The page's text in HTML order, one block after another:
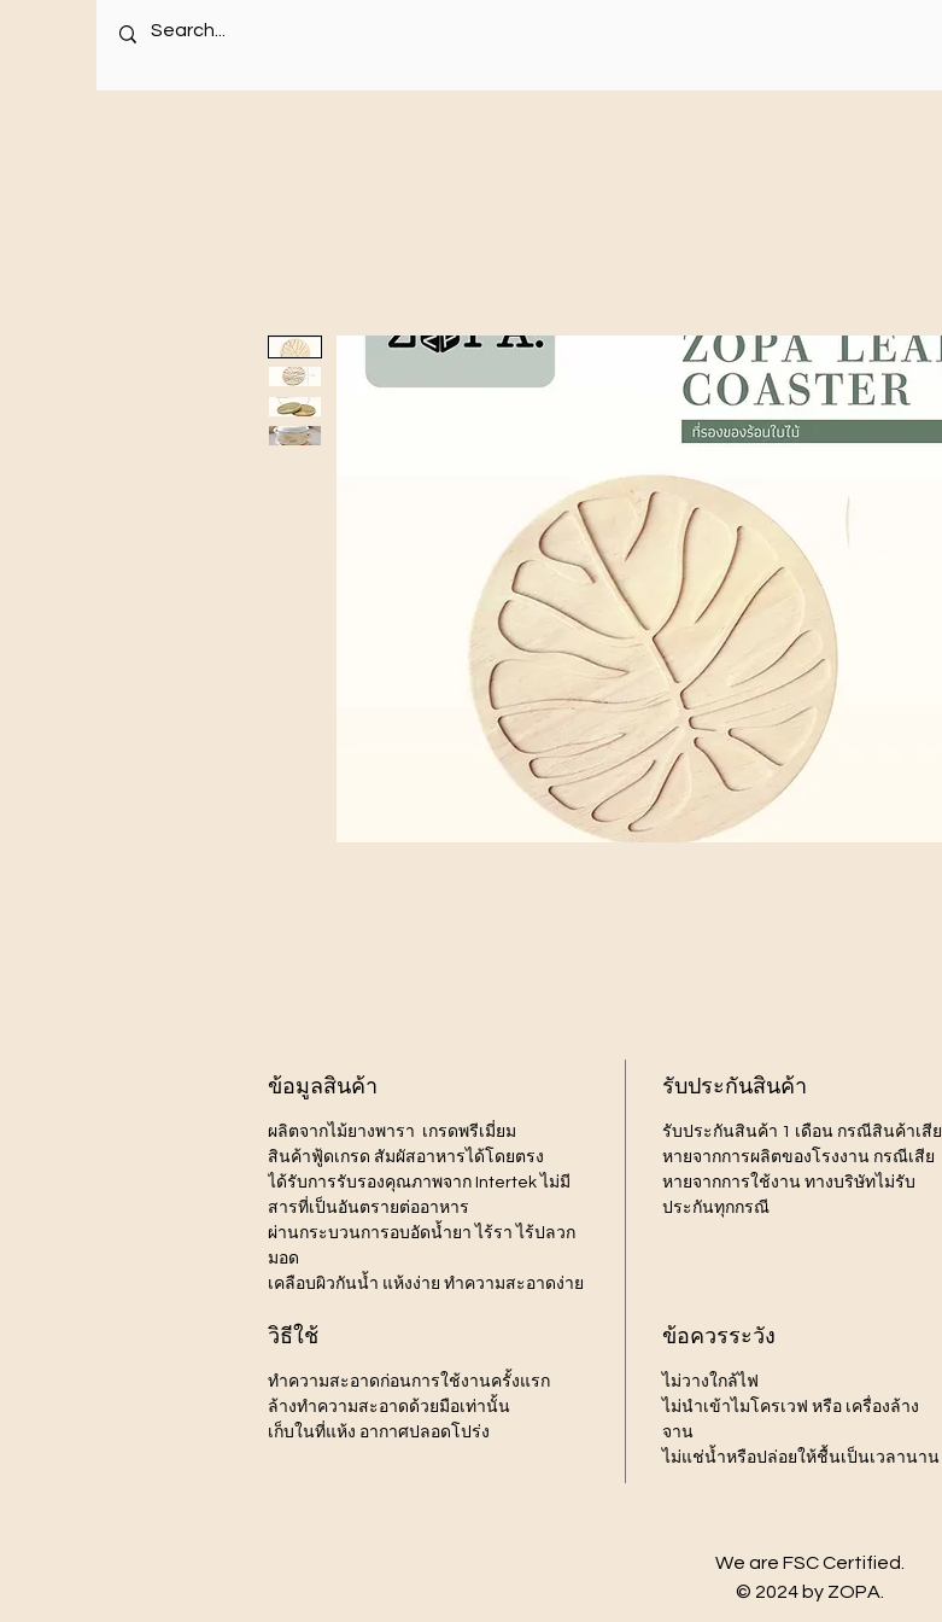
ข้อมูลสินค้า
ผลิตจากไม้ยางพารา เกรดพรีเมี่ยม
สินค้าฟู้ดเกรด สัมผัสอาหารได้โดยตรง
ได้รับการรับรองคุณภาพจาก Intertek ไม่มี
สารที่เป็นอันตรายต่ออาหาร
ผ่านกระบวนการอบอัดน้ำยา ไร้รา ไร้ปลวก
มอด
เคลือบผิวกันน้ำ แห้งง่าย ทำความสะอาดง่าย
รับประกันสินค้า
รับประกันสินค้า 1 เดือน กรณีสินค้าเสีย
หายจากการผลิตของโรงงาน กรณีเสีย
หายจากการใช้งาน ทางบริษัทไม่รับ
ประกันทุกกรณี
วิธีใช้
ทำความสะอาดก่อนการใช้งานครั้งแรก
ล้างทำความสะอาดด้วยมือเท่านั้น
เก็บในที่แห้ง อากาศปลอดโปร่ง
ข้อควรระวัง
ไม่วางใกล้ไฟ
ไม่นำเข้าไมโครเวฟ หรือ เครื่องล้าง
จาน
ไม่แช่น้ำหรือปล่อยให้ชื้นเป็นเวลานาน
We are FSC Certified.
© 2024 by ZOPA.